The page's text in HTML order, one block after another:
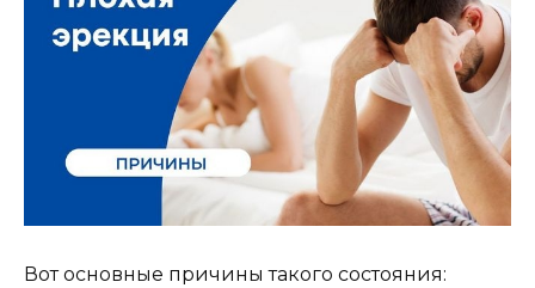
Вот основные причины такого состояния: